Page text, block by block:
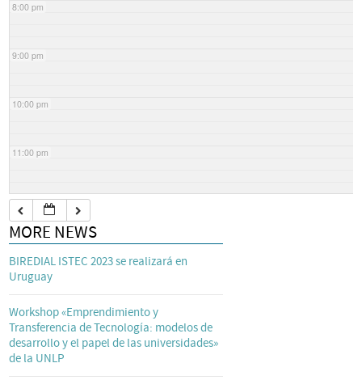
8:00 pm
9:00 pm
10:00 pm
11:00 pm
MORE NEWS
BIREDIAL ISTEC 2023 se realizará en
Uruguay
Workshop «Emprendimiento y
Transferencia de Tecnología: modelos de
desarrollo y el papel de las universidades»
de la UNLP